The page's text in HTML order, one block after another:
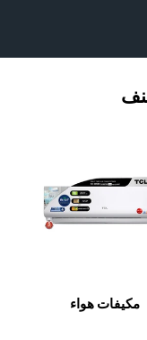
مكيفات هواء